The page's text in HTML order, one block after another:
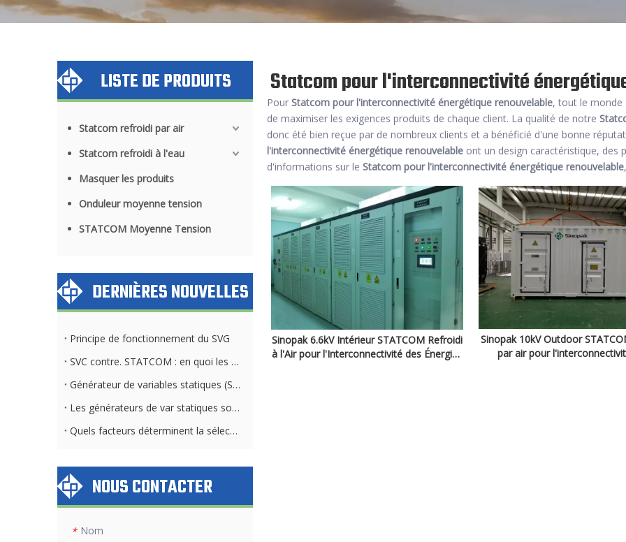
LISTE DE PRODUITS
Statcom refroidi par air
Statcom refroidi à l'eau
Masquer les produits
Onduleur moyenne tension
STATCOM Moyenne Tension
DERNIÈRES NOUVELLES
Principe de fonctionnement du SVG
SVC contre. STATCOM : en quoi les exigences du système de refroidissement diffèrent
Générateur de variables statiques (SVG) et banque de condensateurs : différences clés
Les générateurs de var statiques sont-ils applicables dans toutes les industries et tous les secteurs ?
Quels facteurs déterminent la sélection de la méthode de refroidissement STATCOM
NOUS CONTACTER
* Nom
Statcom pour l'interconnectivité
Pour Statcom pour l'interconnectivité énergétique renouvelable, tout le monde
de maximiser les exigences produits de chaque client. La qualité de notre
donc été bien reçue par de nombreux clients et a bénéficié d'une bonne
l'interconnectivité énergétique renouvelable ont un design caractéristique, des
d'informations sur le Statcom pour l'interconnectivité énergétique renouvelable
Sinopak 6.6kV Intérieur STATCOM Refroidi
à l'Air pour l'Interconnectivité des Énergies
Sinopak 10kV Outdoor
par air pour